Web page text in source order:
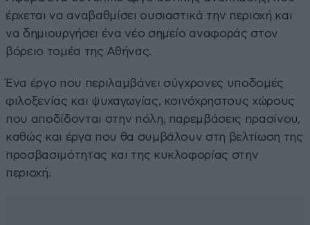
έρχεται να αναβαθμίσει ουσιαστικά την περιοχή και
να δημιουργήσει ένα νέο σημείο αναφοράς στον
βόρειο τομέα της Αθήνας.
Ένα έργο που περιλαμβάνει σύγχρονες υποδομές
φιλοξενίας και ψυχαγωγίας, κοινόχρηστους χώρους
που αποδίδονται στην πόλη, παρεμβάσεις πρασίνου,
καθώς και έργα που θα συμβάλουν στη βελτίωση της
προσβασιμότητας και της κυκλοφορίας στην
περιοχή.